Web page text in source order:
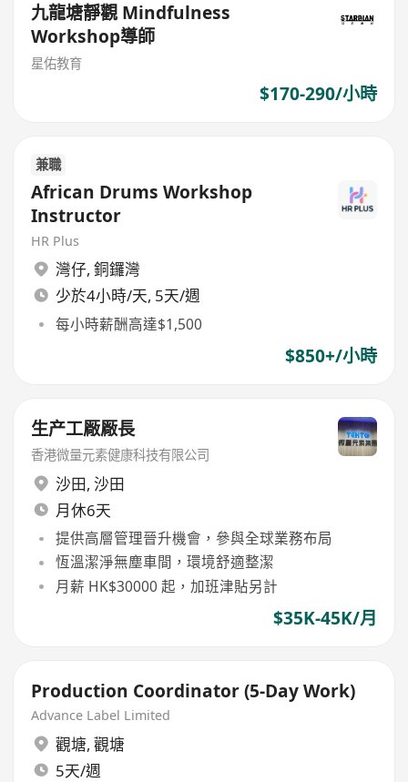
九龍塘靜觀 Mindfulness
Workshop導師
星佑教育
$170-290/小時
兼職
African Drums Workshop
Instructor
HR Plus
灣仔, 銅鑼灣
少於4小時/天, 5天/週
每小時薪酬高達$1,500
$850+/小時
生产工厰厰長
香港微量元素健康科技有限公司
沙田, 沙田
月休6天
提供高層管理晉升機會，參與全球業務布局
恆溫潔淨無塵車間，環境舒適整潔
月薪 HK$30000 起，加班津貼另計
$35K-45K/月
Production Coordinator (5-Day Work)
Advance Label Limited
觀塘, 觀塘
5天/週